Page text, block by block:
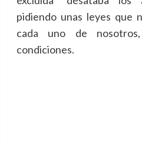
pidiendo unas leyes que
cada uno de
condiciones.